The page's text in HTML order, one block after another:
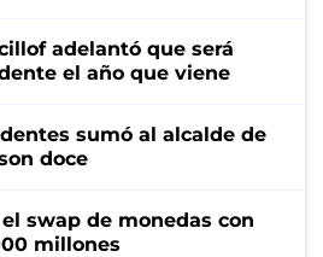
adelantó que será
el año que viene
sumó al alcalde de
doce
swap de monedas con
millones